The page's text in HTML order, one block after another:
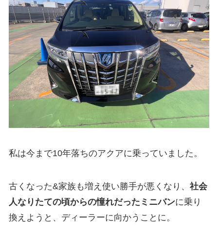
私は今まで10年落ちのアクアに乗っていました。
古くなった&家族も増え使い勝手が悪くなり、 社会
人なりたての頃からの憧れだったミニバンに乗り
換えようと、ディーラーに向かうことに。